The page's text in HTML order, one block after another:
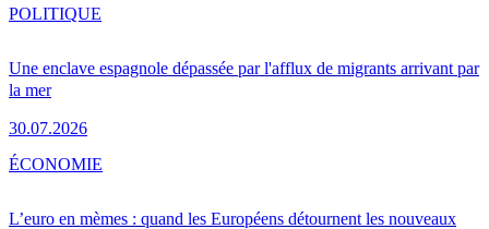
Une enclave espagnole dépassée par l'afflux de migrants arrivant par
la mer
30.07.2026
POLITIQUE
L’euro en mèmes : quand les Européens détournent les nouveaux
ÉCONOMIE